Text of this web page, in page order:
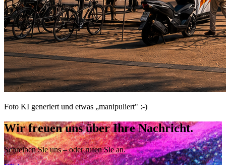
Foto KI generiert und etwas „manipuliert" :-)
Wir freuen uns über Ihre Nachricht.
Schreiben Sie uns – oder rufen Sie an.